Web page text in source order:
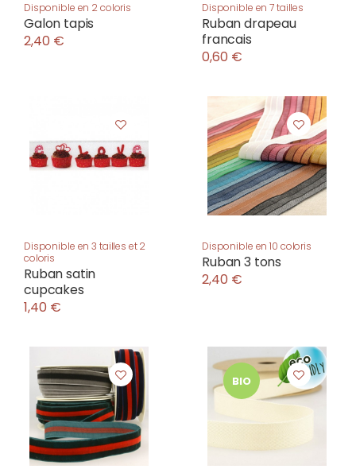
Disponible en 2 coloris
Galon tapis
2,40 €
Disponible en 7 tailles
Ruban drapeau
francais
0,60 €
Disponible en 3 tailles et 2
coloris
Ruban satin
cupcakes
1,40 €
Disponible en 10 coloris
Ruban 3 tons
2,40 €
BIO